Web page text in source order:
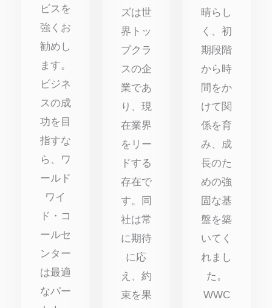
ビスを
強くお
勧めし
ます。
ビジネ
スの成
功を目
指すな
ら、ワ
ールド
ワイ
ド・コ
ールセ
ンター
は最適
なパー
ズは世
界トッ
プクラ
スの企
業であ
り、現
在業界
をリー
ドする
存在で
す。同
社は常
に期待
に応
え、約
束を果
晴らし
く、初
期段階
から時
間をか
けて関
係を育
み、成
長のた
めの強
固な基
盤を築
いてく
れまし
た。
WWC